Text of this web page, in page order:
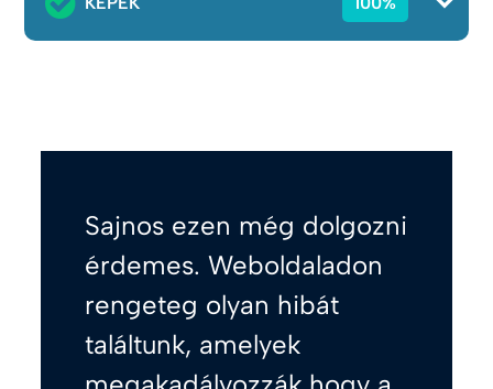
Sajnos ezen még dolgozni
érdemes. Weboldaladon
rengeteg olyan hibát
találtunk, amelyek